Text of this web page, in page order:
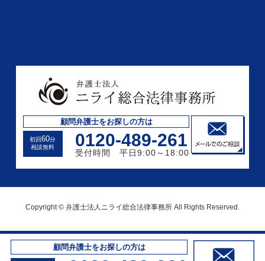
顧問弁護士をお探しの方は
初回60分
相談無料
0120-489-261
受付時間 平日9:00～18:00
Copyright © 弁護士法人ニライ総合法律事務所 All Rights Reserved.
顧問弁護士をお探しの方は